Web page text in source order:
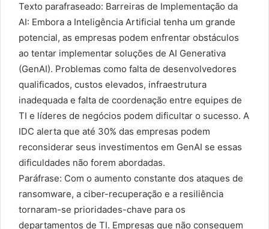
Texto parafraseado: Barreiras de Implementação da
AI: Embora a Inteligência Artificial tenha um grande
potencial, as empresas podem enfrentar obstáculos
ao tentar implementar soluções de AI Generativa
(GenAI). Problemas como falta de desenvolvedores
qualificados, custos elevados, infraestrutura
inadequada e falta de coordenação entre equipes de
TI e líderes de negócios podem dificultar o sucesso. A
IDC alerta que até 30% das empresas podem
reconsiderar seus investimentos em GenAI se essas
dificuldades não forem abordadas.
Paráfrase: Com o aumento constante dos ataques de
ransomware, a ciber-recuperação e a resiliência
tornaram-se prioridades-chave para os
departamentos de TI. Empresas que não conseguem